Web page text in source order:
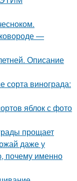
—
Описание
сорта винограда:
яблок с фото
прощает
даже у
почему именно